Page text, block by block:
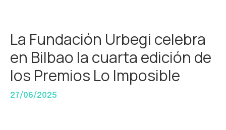
La Fundación Urbegi celebra
en Bilbao la cuarta edición de
los Premios Lo Imposible
27/06/2025